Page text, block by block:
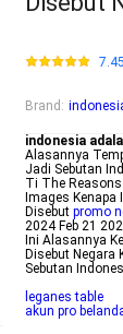
Brand :
indonesia
Alasannya
Jadi Sebutan
Ti The
Images
Disebut promo
2024 Feb 21
Ini Alasannya
Disebut Negara
Sebutan
leganes table
akun pro